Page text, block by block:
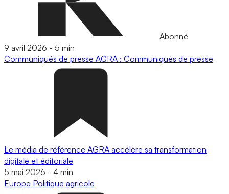
Abonné
9 avril 2026 - 5 min
Communiqués de presse AGRA : Communiqués de presse
Le média de référence AGRA accélère sa transformation
digitale et éditoriale
5 mai 2026 - 4 min
Europe Politique agricole